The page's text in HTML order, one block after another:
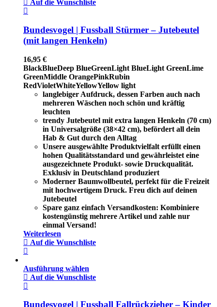
Auf die Wunschliste
Bundesvogel | Fussball Stürmer – Jutebeutel
(mit langen Henkeln)
16,95 €
BlackBlueDeep BlueGreenLight BlueLight GreenLime
GreenMiddle OrangePinkRubin
RedVioletWhiteYellowYellow light
langlebiger Aufdruck, dessen Farben auch nach
mehreren Wäschen noch schön und kräftig
leuchten
trendy Jutebeutel mit extra langen Henkeln (70 cm)
in Universalgröße (38×42 cm), befördert all dein
Hab & Gut durch den Alltag
Unsere ausgewählte Produktvielfalt erfüllt einen
hohen Qualitätsstandard und gewährleistet eine
ausgezeichnete Produkt- sowie Druckqualität.
Exklusiv in Deutschland produziert
Moderner Baumwollbeutel, perfekt für die Freizeit
mit hochwertigem Druck. Freu dich auf deinen
Jutebeutel
Spare ganz einfach Versandkosten: Kombiniere
kostengünstig mehrere Artikel und zahle nur
einmal Versand!
Weiterlesen
Auf die Wunschliste
Ausführung wählen
Auf die Wunschliste
Bundesvogel | Fussball Fallrückzieher – Kinder